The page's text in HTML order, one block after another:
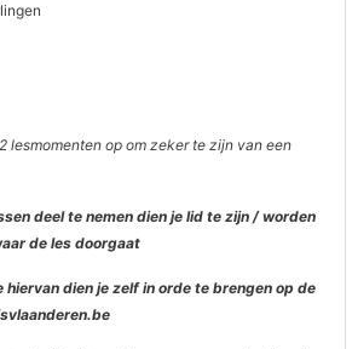
lesmomenten op om zeker te zijn van een
deel te nemen dien je lid te zijn / worden
de les doorgaat
dien je zelf in orde te brengen op de